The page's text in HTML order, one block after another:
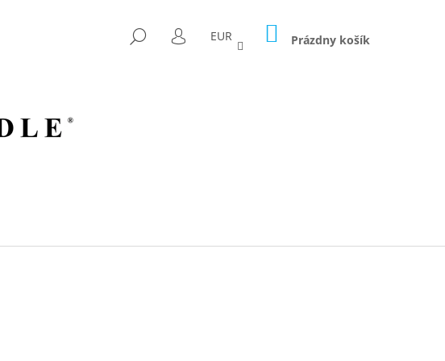
HĽADAŤ
PRIHLÁSENIE
EUR NÁKUPNÝ
KOŠÍK
Prázdny košík